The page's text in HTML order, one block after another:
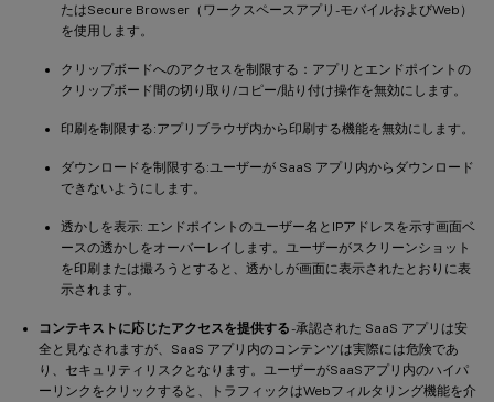
たはSecure Browser（ワークスペースアプリ-モバイルおよびWeb）
を使用します。
クリップボードへのアクセスを制限する：アプリとエンドポイントの
クリップボード間の切り取り/コピー/貼り付け操作を無効にします。
印刷を制限する:アプリブラウザ内から印刷する機能を無効にします。
ダウンロードを制限する:ユーザーが SaaS アプリ内からダウンロード
できないようにします。
透かしを表示: エンドポイントのユーザー名とIPアドレスを示す画面ベ
ースの透かしをオーバーレイします。ユーザーがスクリーンショット
を印刷または撮ろうとすると、透かしが画面に表示されたとおりに表
示されます。
コンテキストに応じたアクセスを提供する-承認された SaaS アプリは安
全と見なされますが、SaaS アプリ内のコンテンツは実際には危険であ
り、セキュリティリスクとなります。ユーザーがSaaSアプリ内のハイパ
ーリンクをクリックすると、トラフィックはWebフィルタリング機能を介